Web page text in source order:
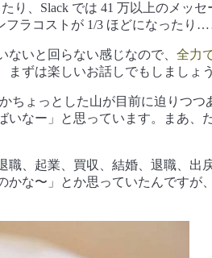
、Slack では 41 万以上のメッ
ラコストが 1/3 ほどになったり
いと回らない感じなので、 全力
まずは楽しいお話しでもしましょ
ちょっとした山が目前に迫りつつ
なー」と思っています。まあ、
、起業、買収、結婚、退職、出
な〜」とか思っていたんですが